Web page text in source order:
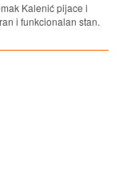
Kalenić pijace i
i funkcionalan stan.